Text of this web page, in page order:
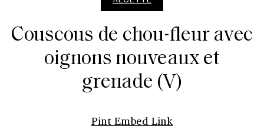
Couscous de chou-fleur avec
oignons nouveaux et
grenade (V)
Pint Embed Link